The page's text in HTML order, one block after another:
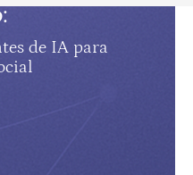
:
de IA para